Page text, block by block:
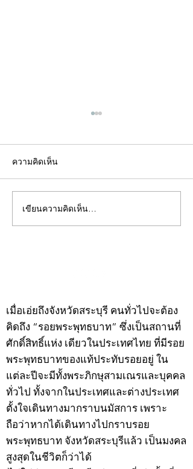
คอลัมน์"จับชีพจรวงการ
พระ"ประจำพุธที่ 29
ความคิดเห็น
เขียนความคิดเห็น…
เมื่อเอ่ยถึงจังหวัดสระบุรี คนทั่วไปจะต้อง
คิดถึง “รอยพระพุทธบาท” ซึ่งเป็นสถานที่
ศักดิ์สิทธิ์แห่ง เดียวในประเทศไทย ที่มีรอย
พระพุทธบาทของแท้ประทับรอยอยู่ ใน
แต่ละปีจะมีทั้งพระภิกษุสามเณรและบุคคล
ทั่วไป ทั้งจากในประเทศและต่างประเทศ
ตั้งใจเดินทางมากราบนมัสการ เพราะ
ถือว่าหากได้เดินทางไปกราบรอย
พระพุทธบาท จังหวัดสระบุรีแล้ว เป็นมงคล
สูงสุดในชีวิตก็ว่าได้